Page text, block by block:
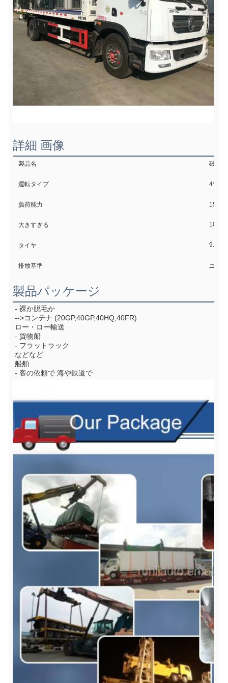
詳細 画像
製品名 破棄
運転タイプ 4*2
負荷能力 15トン
大きすぎる
タイヤ
排放基準 ユー
製品パッケージ
- 裸か脱毛か
-->コンテナ (20GP,40GP,40HQ,40FR)
ロー・ロー輸送
- 貨物船
- フラットラック
などなど
船舶
- 客の依頼で 海や鉄道で